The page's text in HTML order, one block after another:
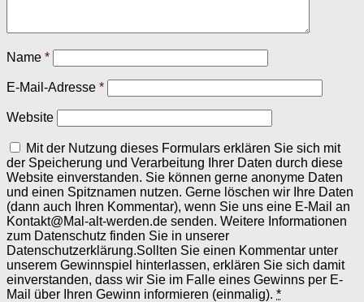
Name *
E-Mail-Adresse *
Website
Mit der Nutzung dieses Formulars erklären Sie sich mit
der Speicherung und Verarbeitung Ihrer Daten durch diese
Website einverstanden. Sie können gerne anonyme Daten
und einen Spitznamen nutzen. Gerne löschen wir Ihre Daten
(dann auch Ihren Kommentar), wenn Sie uns eine E-Mail an
Kontakt@Mal-alt-werden.de senden. Weitere Informationen
zum Datenschutz finden Sie in unserer
Datenschutzerklärung.Sollten Sie einen Kommentar unter
unserem Gewinnspiel hinterlassen, erklären Sie sich damit
einverstanden, dass wir Sie im Falle eines Gewinns per E-
Mail über Ihren Gewinn informieren (einmalig). *